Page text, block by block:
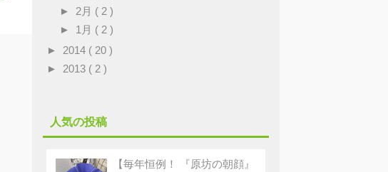
► 2月 ( 2 )
► 1月 ( 2 )
► 2014 ( 20 )
► 2013 ( 2 )
人気の投稿
【毎年恒例！ 『原坊の朝顔』